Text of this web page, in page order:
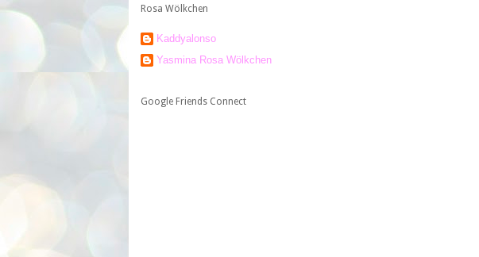
Rosa Wölkchen
Kaddyalonso
Yasmina Rosa Wölkchen
Google Friends Connect